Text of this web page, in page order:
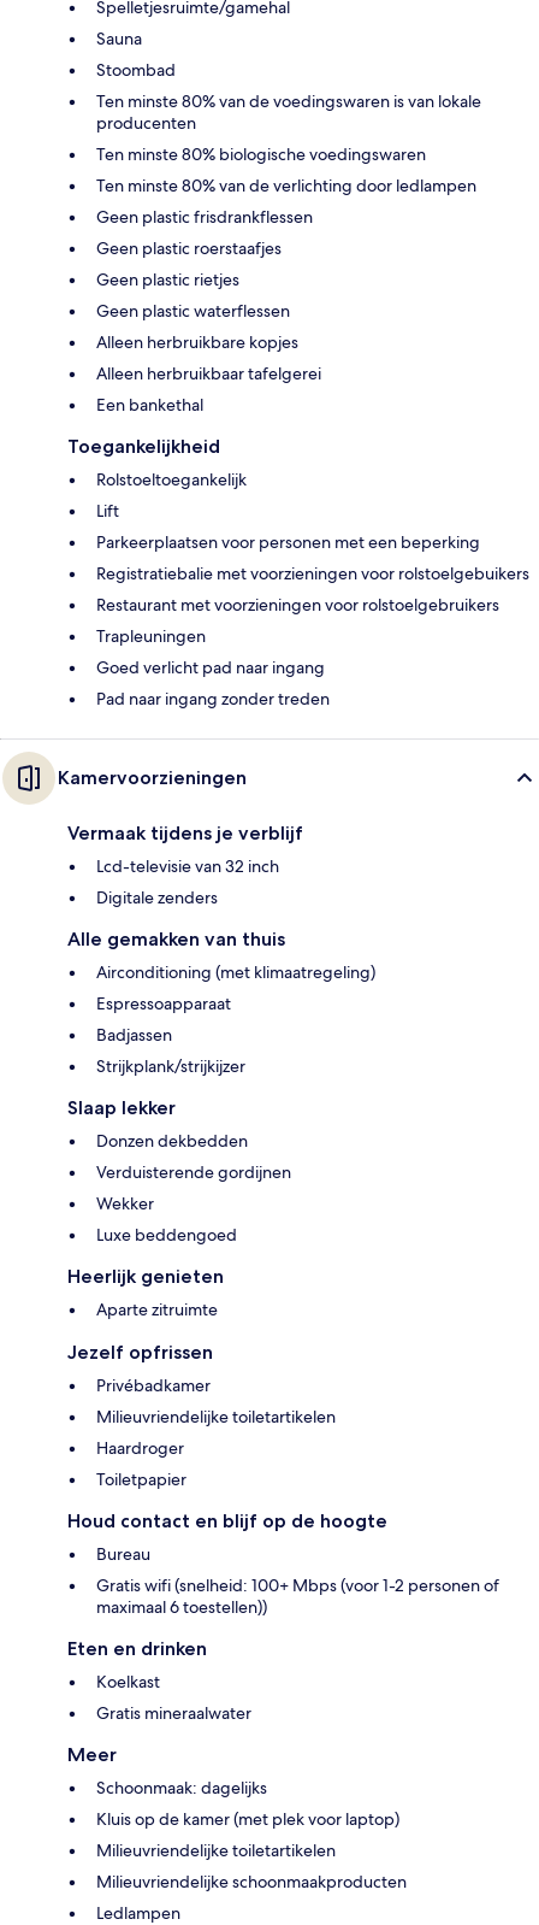
Spelletjesruimte/gamehal
Sauna
Stoombad
Ten minste 80% van de voedingswaren is van lokale
producenten
Ten minste 80% biologische voedingswaren
Ten minste 80% van de verlichting door ledlampen
Geen plastic frisdrankflessen
Geen plastic roerstaafjes
Geen plastic rietjes
Geen plastic waterflessen
Alleen herbruikbare kopjes
Alleen herbruikbaar tafelgerei
Een bankethal
Toegankelijkheid
Rolstoeltoegankelijk
Lift
Parkeerplaatsen voor personen met een beperking
Registratiebalie met voorzieningen voor rolstoelgebuikers
Restaurant met voorzieningen voor rolstoelgebruikers
Trapleuningen
Goed verlicht pad naar ingang
Pad naar ingang zonder treden
Kamervoorzieningen
Vermaak tijdens je verblijf
Lcd-televisie van 32 inch
Digitale zenders
Alle gemakken van thuis
Airconditioning (met klimaatregeling)
Espressoapparaat
Badjassen
Strijkplank/strijkijzer
Slaap lekker
Donzen dekbedden
Verduisterende gordijnen
Wekker
Luxe beddengoed
Heerlijk genieten
Aparte zitruimte
Jezelf opfrissen
Privébadkamer
Milieuvriendelijke toiletartikelen
Haardroger
Toiletpapier
Houd contact en blijf op de hoogte
Bureau
Gratis wifi (snelheid: 100+ Mbps (voor 1-2 personen of
maximaal 6 toestellen))
Eten en drinken
Koelkast
Gratis mineraalwater
Meer
Schoonmaak: dagelijks
Kluis op de kamer (met plek voor laptop)
Milieuvriendelijke toiletartikelen
Milieuvriendelijke schoonmaakproducten
Ledlampen